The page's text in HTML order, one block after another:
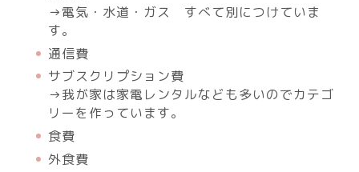
→電気・水道・ガス すべて別につけていま
す。
通信費
サブスクリプション費
→我が家は家電レンタルなども多いのでカテゴ
リーを作っています。
食費
外食費